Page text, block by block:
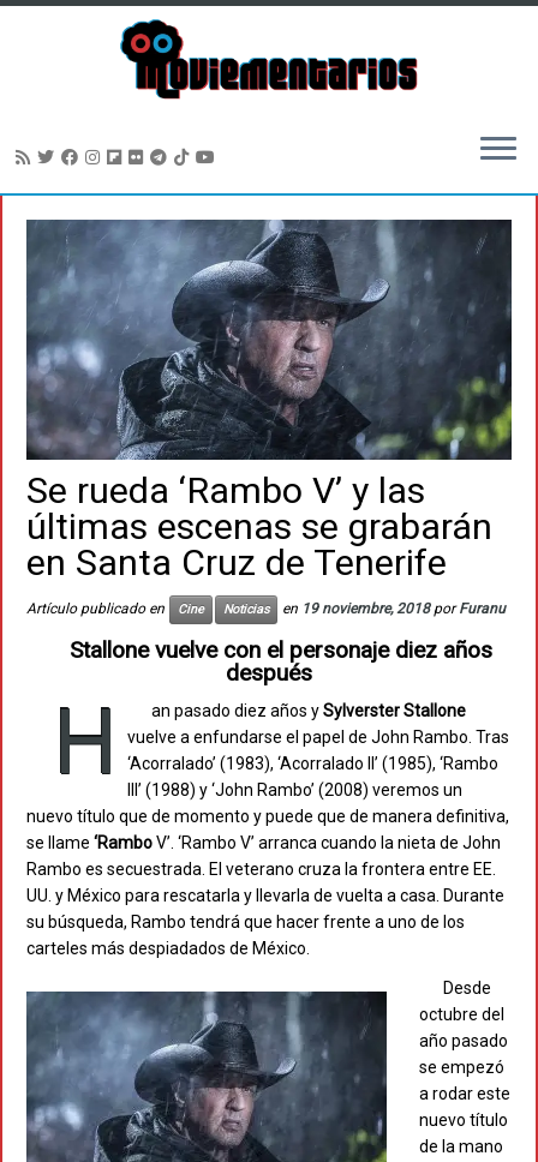
contenido
Se rueda ‘Rambo V’ y las
últimas escenas se grabarán
en Santa Cruz de Tenerife
Artículo publicado en Cine Noticias en 19 noviembre, 2018 porFuranu
Stallone vuelve con el personaje diez años
después
H an pasado diez años ySylverster Stallone
vuelve a enfundarse el papel de John Rambo. Tras
‘Acorralado’ (1983), ‘Acorralado II’ (1985), ‘Rambo
III’ (1988) y ‘John Rambo’ (2008) veremos un
nuevo título que de momento y puede que de manera definitiva,
se llame ‘RamboV’. ‘Rambo V’ arranca cuando la nieta de John
Rambo es secuestrada. El veterano cruza la frontera entre EE.
UU. y México para rescatarla y llevarla de vuelta a casa. Durante
su búsqueda, Rambo tendrá que hacer frente a uno de los
carteles más despiadados de México.
Desde
octubre del
año pasado
se empezó
a rodar este
nuevo título
de la mano